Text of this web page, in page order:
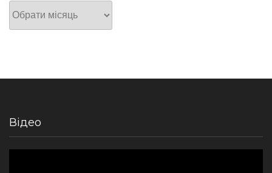
Архів
Відео